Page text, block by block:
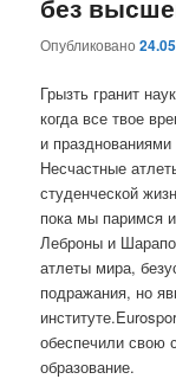
содержимому
содержимому
без
Опубликовано
Грызть гранит
когда все твое
и
Несчастные
студенческой
пока мы паримся
Леброны и
атлеты мира,
подражания, но
обеспечили свою
образование.